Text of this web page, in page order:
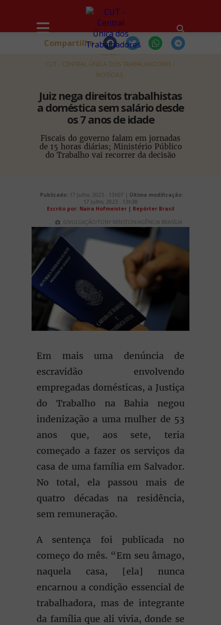
HOME
CUT - CENTRAL ÚNICA DOS TRABALHADORES
NOTÍCIAS
Juiz nega direitos trabalhistas
a doméstica sem salário desde
os 7 anos de idade
Fiscais do governo falam em jornadas
de 15 horas diárias; Ministério Público
do Trabalho vai recorrer da decisão
Compartilhe
Publicado: 17 Julho, 2023 - 13h07 | Última modificação:
17 Julho, 2023 - 13h38
Escrito por: Naira Hofmeister | Repórter Brasil
DIVULGAÇÃO/TONY WINSTON/AGÊNCIA BRASÍLIA
Em mais uma denúncia de
escravidão envolvendo
empregadas domésticas, a Justiça
do Trabalho na Bahia negou
indenização a uma mulher de 53
anos que, aos sete, teria
começado a fazer os serviços da
casa de uma família em Salvador.
No total, ela passou mais de
quatro décadas na residência,
sem remuneração.
A sentença foi publicada no
começo do mês. “Em seu âmago,
naquela casa, [ela] nunca
encarnou a condição essencial de
trabalhadora, mas de integrante
da família que ali vivia, donde se